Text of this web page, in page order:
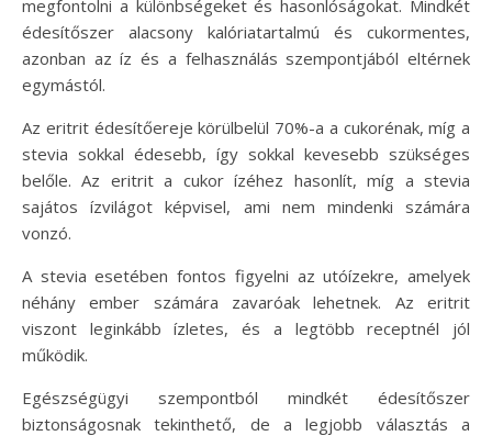
megfontolni a különbségeket és hasonlóságokat. Mindkét
édesítőszer alacsony kalóriatartalmú és cukormentes,
azonban az íz és a felhasználás szempontjából eltérnek
egymástól.
Az eritrit édesítőereje körülbelül 70%-a a cukorénak, míg a
stevia sokkal édesebb, így sokkal kevesebb szükséges
belőle. Az eritrit a cukor ízéhez hasonlít, míg a stevia
sajátos ízvilágot képvisel, ami nem mindenki számára
vonzó.
A stevia esetében fontos figyelni az utóízekre, amelyek
néhány ember számára zavaróak lehetnek. Az eritrit
viszont leginkább ízletes, és a legtöbb receptnél jól
működik.
Egészségügyi szempontból mindkét édesítőszer
biztonságosnak tekinthető, de a legjobb választás a